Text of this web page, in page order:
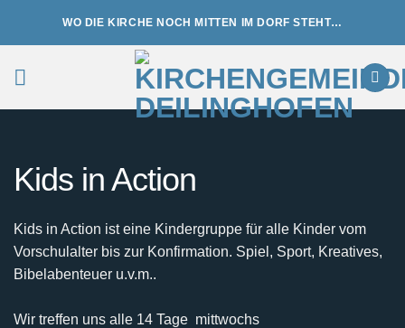
WO DIE KIRCHE NOCH MITTEN IM DORF STEHT…
Kids in Action
Kids in Action ist eine Kindergruppe für alle Kinder vom
Vorschulalter bis zur Konfirmation. Spiel, Sport, Kreatives,
Bibelabenteuer u.v.m..
Wir treffen uns alle 14 Tage mittwochs